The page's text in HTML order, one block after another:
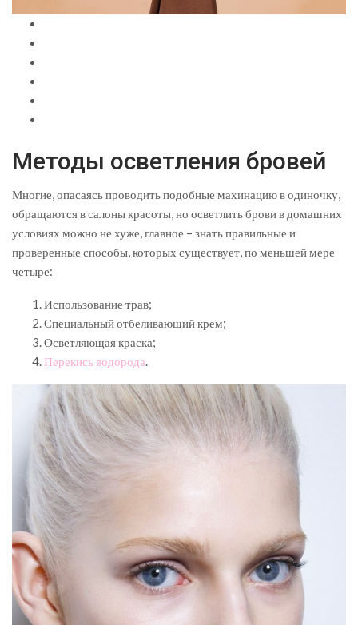
Методы осветления бровей
Многие, опасаясь проводить подобные махинацию в одиночку,
обращаются в салоны красоты, но осветлить брови в домашних
условиях можно не хуже, главное – знать правильные и
проверенные способы, которых существует, по меньшей мере
четыре:
Использование трав;
Специальный отбеливающий крем;
Осветляющая краска;
Перекись водорода.